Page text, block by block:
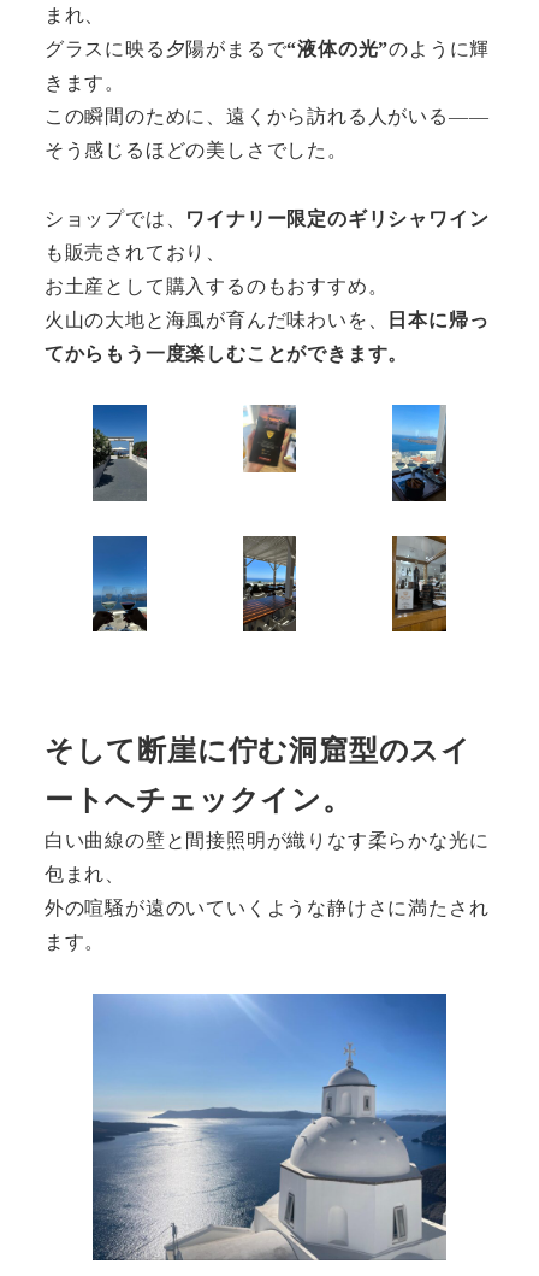
まれ、
グラスに映る夕陽がまるで“液体の光”のように輝
きます。
この瞬間のために、遠くから訪れる人がいる――
そう感じるほどの美しさでした。
ショップでは、 ワイナリー限定のギリシャワイン
も販売されており、
お土産として購入するのもおすすめ。
火山の大地と海風が育んだ味わいを、
日本に帰っ
てからもう一度楽しむことができます。
そして断崖に佇む洞窟型のスイ
ートへチェックイン。
白い曲線の壁と間接照明が織りなす柔らかな光に
包まれ、
外の喧騒が遠のいていくような静けさに満たされ
ます。